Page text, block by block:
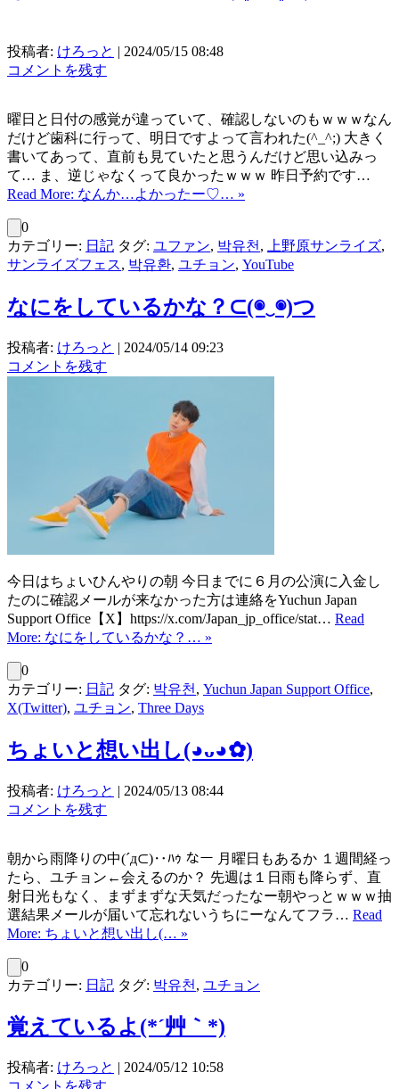
投稿者: けろっと | 2024/05/15 08:48
コメントを残す
曜日と日付の感覚が違っていて、確認しないのもｗｗｗなん
だけど歯科に行って、明日ですよって言われた(^_^;) 大きく
書いてあって、直前も見ていたと思うんだけど思い込みっ
て… ま、逆じゃなくって良かったｗｗｗ 昨日予約です…
Read More: なんか…よかったー♡… »
0
カテゴリー: 日記 タグ: ユファン, 박유천 , 上野原サンライズ,
サンライズフェス, 박유환, ユチョン, YouTube
なにをしているかな？⊂⁠(⁠◉⁠‿⁠◉⁠)⁠つ
投稿者: けろっと | 2024/05/14 09:23
コメントを残す
今日はちょいひんやりの朝 今日までに６月の公演に入金し
たのに確認メールが来なかった方は連絡をYuchun Japan
Support Office【X】https://x.com/Japan_jp_office/stat… Read
More: なにをしているかな？… »
0
カテゴリー: 日記 タグ: 박유천 , Yuchun Japan Support Office,
X(Twitter), ユチョン, Three Days
ちょいと想い出し(⁠◕⁠ᴗ⁠◕⁠✿⁠)
投稿者: けろっと | 2024/05/13 08:44
コメントを残す
朝から雨降りの中(´д⊂)‥ﾊｩ なー 月曜日もあるか １週間経っ
たら、ユチョン←会えるのか？ 先週は１日雨も降らず、直
射日光もなく、まずまずな天気だったなー朝やっとｗｗｗ抽
選結果メールが届いて忘れないうちにーなんてフラ… Read
More: ちょいと想い出し(⁠… »
0
カテゴリー: 日記 タグ: 박유천 , ユチョン
覚えているよ(*´艸｀*)
投稿者: けろっと | 2024/05/12 10:58